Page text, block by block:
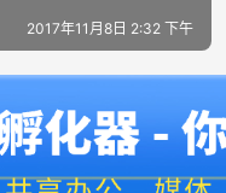
2017年11月8日 2:32 下午